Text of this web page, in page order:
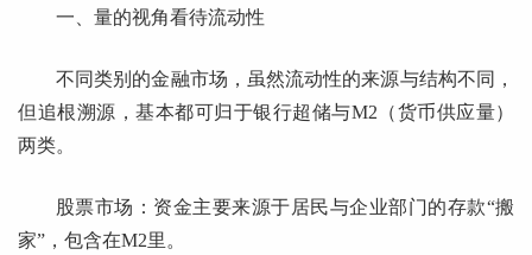
一、量的视角看待流动性
不同类别的金融市场，虽然流动性的来源与结构不同，
但追根溯源，基本都可归于银行超储与M2（货币供应量）
两类。
股票市场：资金主要来源于居民与企业部门的存款“搬
家”，包含在M2里。